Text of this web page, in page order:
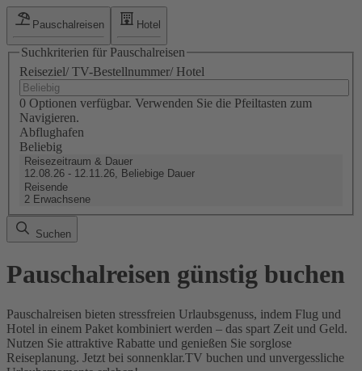
Pauschalreisen Hotel
Suchkriterien für Pauschalreisen
Reiseziel/ TV-Bestellnummer/ Hotel
0 Optionen verfügbar. Verwenden Sie die Pfeiltasten zum
Navigieren.
Abflughafen
Beliebig
Reisezeitraum & Dauer
12.08.26 - 12.11.26, Beliebige Dauer
Reisende
2 Erwachsene
Suchen
Pauschalreisen günstig buchen
Pauschalreisen bieten stressfreien Urlaubsgenuss, indem Flug und
Hotel in einem Paket kombiniert werden – das spart Zeit und Geld.
Nutzen Sie attraktive Rabatte und genießen Sie sorglose
Reiseplanung. Jetzt bei sonnenklar.TV buchen und unvergessliche